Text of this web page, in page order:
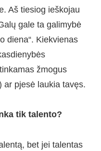
Aš tiesiog ieškojau
gale ta galimybė
diena“. Kiekvienas
žmogus
ar pjesė laukia tavęs.
tik talento?
bet jei talentas